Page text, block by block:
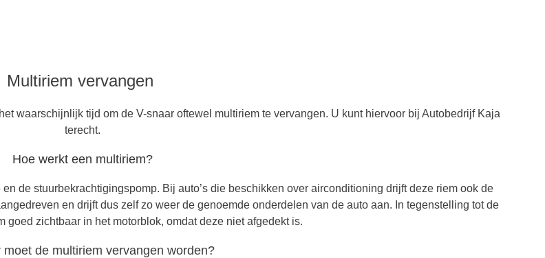
Multiriem vervangen
waarschijnlijk tijd om de V-snaar oftewel multiriem te vervangen. U kunt hiervoor bij Autobedrijf Kaja
terecht.
Hoe werkt een multiriem?
de stuurbekrachtigingspomp. Bij auto’s die beschikken over airconditioning drijft deze riem ook de
en drijft dus zelf zo weer de genoemde onderdelen van de auto aan. In tegenstelling tot de
goed zichtbaar in het motorblok, omdat deze niet afgedekt is.
moet de multiriem vervangen worden?